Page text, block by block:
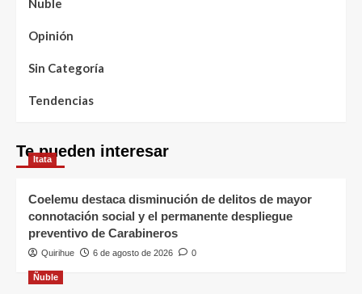
Ñuble
Opinión
Sin Categoría
Tendencias
Te pueden interesar
Itata
Coelemu destaca disminución de delitos de mayor
connotación social y el permanente despliegue
preventivo de Carabineros
Quirihue 6 de agosto de 2026 0
Ñuble